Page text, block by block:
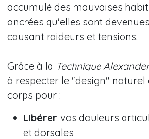
accumulé des mauvaises
ancrées qu'elles sont
causant raideurs et tensions.
Grâce à la Technique Alexander
à respecter le "design" naturel
corps pour :
Libérer vos douleurs
et dorsales